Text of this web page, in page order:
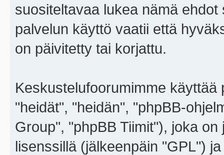
suositeltavaa lukea nämä
palvelun käyttö vaatii että
on päivitetty tai korjattu.
Keskustelufoorumimme
"heidät", "heidän", "phpBB-
Group", "phpBB Tiimit"), joka on
lisenssillä (jälkeenpäin "GPL")